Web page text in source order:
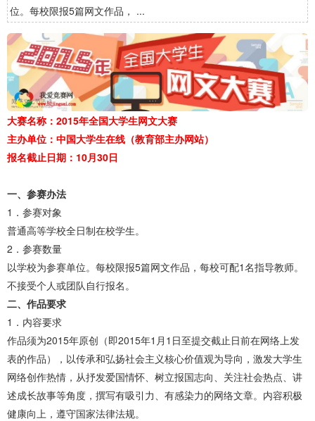
位。每校限报5篇网文作品， ...
大赛名称：2015年全国大学生网文大赛
主办单位：中国大学生在线（教育部主办网站）
报名截止日期：10月30日
一、参赛办法
1．参赛对象
普通高等学校全日制在校学生。
2．参赛数量
以学校为参赛单位。每校限报5篇网文作品，每校可配1名指导教师。
不接受个人或团队自行报名。
二、作品要求
1．内容要求
作品须为2015年原创（即2015年1月1日至提交截止日前在网络上发
表的作品），以传承和弘扬社会主义核心价值观为导向，激发大学生
网络创作热情，从抒发爱国情怀、树立报国志向、关注社会热点、讲
述成长故事等角度，撰写有吸引力、有感染力的网络文章。内容积极
健康向上，遵守国家法律法规。